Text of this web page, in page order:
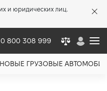
и юридических лиц.
0 800 308 999
НОВЫЕ ГРУЗОВЫЕ